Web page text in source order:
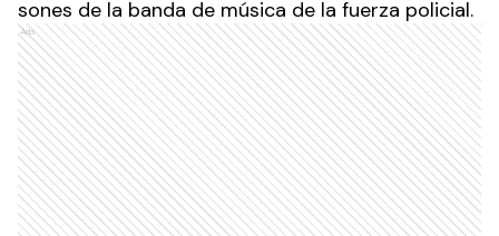
sones de la banda de música de la fuerza policial.
Ads